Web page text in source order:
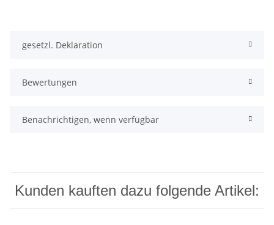
gesetzl. Deklaration
Bewertungen
Benachrichtigen, wenn verfügbar
Kunden kauften dazu folgende Artikel: